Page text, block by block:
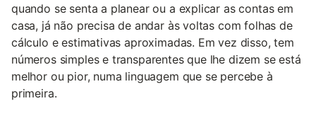
quando se senta a planear ou a explicar as contas em
casa, já não precisa de andar às voltas com folhas de
cálculo e estimativas aproximadas. Em vez disso, tem
números simples e transparentes que lhe dizem se está
melhor ou pior, numa linguagem que se percebe à
primeira.